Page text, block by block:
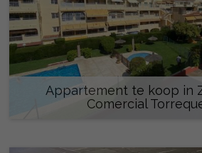
Appartement te koop in
Comercial